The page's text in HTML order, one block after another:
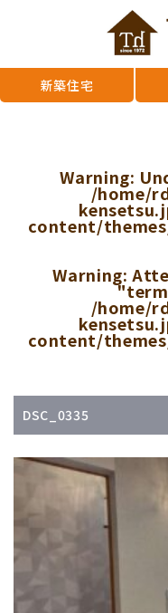
新築住宅
Warning:
/home/
content/
Warning:
/home/
content/
DSC_0335